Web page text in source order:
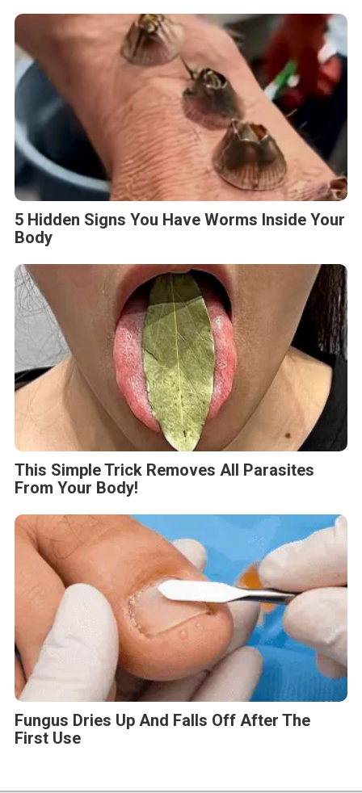
5 Hidden Signs You Have Worms Inside Your
Body
This Simple Trick Removes All Parasites
From Your Body!
Fungus Dries Up And Falls Off After The
First Use